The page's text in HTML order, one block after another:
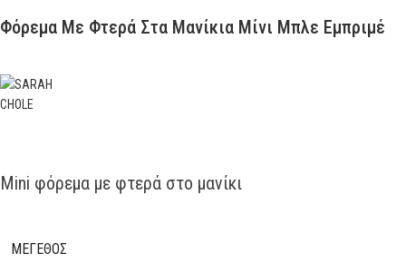
Φόρεμα Με Φτερά Στα Μανίκια Μίνι Μπλε Εμπριμέ
Mini φόρεμα με φτερά στο μανίκι
ΜΕΓΕΘΟΣ